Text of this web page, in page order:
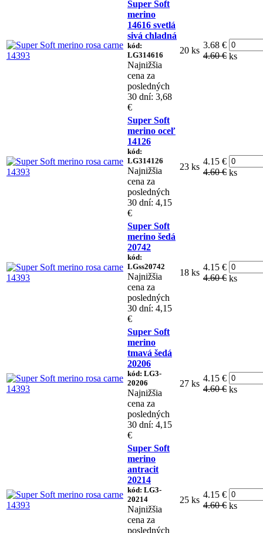
Super Soft
merino
14616 svetlá
sivá chladná
kód:
LG314616
Najnižšia
cena za
posledných
30 dní: 3,68
€
20 ks
3.68 €
4.60 € ks
Super Soft
merino oceľ
14126
kód:
LG314126
Najnižšia
cena za
posledných
30 dní: 4,15
€
23 ks
4.15 €
4.60 € ks
Super Soft
merino šedá
20742
kód:
LGss20742
Najnižšia
cena za
posledných
30 dní: 4,15
€
18 ks
4.15 €
4.60 € ks
Super Soft
merino
tmavá šedá
20206
kód: LG3-
20206
Najnižšia
cena za
posledných
30 dní: 4,15
€
27 ks
4.15 €
4.60 € ks
Super Soft
merino
antracit
20214
kód: LG3-
20214
Najnižšia
cena za
posledných
25 ks
4.15 €
4.60 € ks